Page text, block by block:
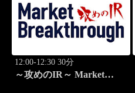
12:00-12:30 30分
～攻めのIR～ Market